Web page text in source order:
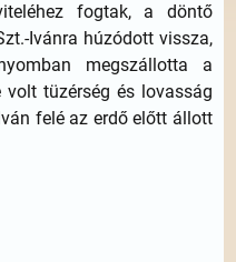
fogtak, a döntő
Ivánra húzódott vissza,
megszállotta a
tüzérség és lovasság
felé az erdő előtt állott